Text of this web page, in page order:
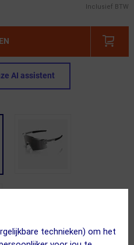
technieken) om het
Inclusief BTW
AI assistent